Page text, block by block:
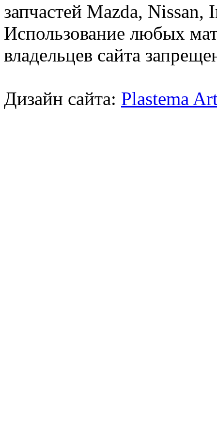
запчастей Mazda,
Использование любых
владельцев сайта
Дизайн сайта: Plastema